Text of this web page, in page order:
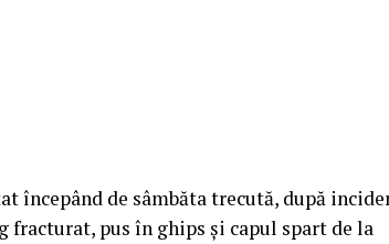
începând de sâmbăta trecută, după
pus în ghips şi capul spart de la